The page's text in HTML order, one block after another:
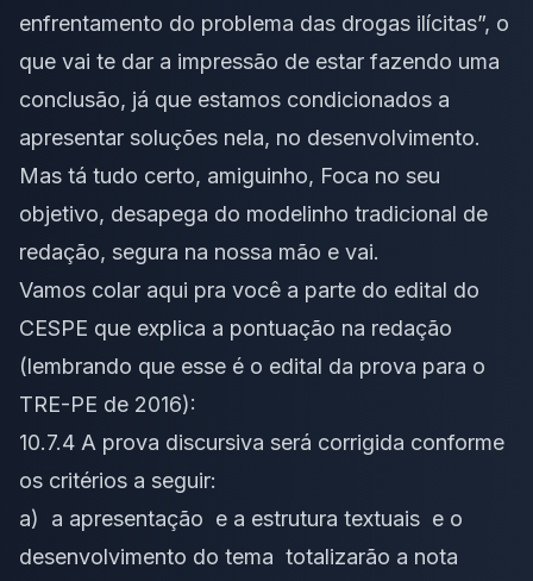
enfrentamento do problema das drogas ilícitas”, o
que vai te dar a impressão de estar fazendo uma
conclusão, já que estamos condicionados a
apresentar soluções nela, no desenvolvimento.
Mas tá tudo certo, amiguinho, Foca no seu
objetivo, desapega do modelinho tradicional de
redação, segura na nossa mão e vai.
Vamos colar aqui pra você a parte do edital do
CESPE que explica a pontuação na redação
(lembrando que esse é o edital da prova para o
TRE-PE de 2016):
10.7.4 A prova discursiva será corrigida conforme
os critérios a seguir:
a) a apresentação e a estrutura textuais e o
desenvolvimento do tema totalizarão a nota